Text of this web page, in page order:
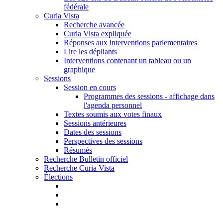
fédérale
Curia Vista
Recherche avancée
Curia Vista expliquée
Réponses aux interventions parlementaires
Lire les dépliants
Interventions contenant un tableau ou un
graphique
Sessions
Session en cours
Programmes des sessions - affichage dans
l'agenda personnel
Textes soumis aux votes finaux
Sessions antérieures
Dates des sessions
Perspectives des sessions
Résumés
Recherche Bulletin officiel
Recherche Curia Vista
Élections